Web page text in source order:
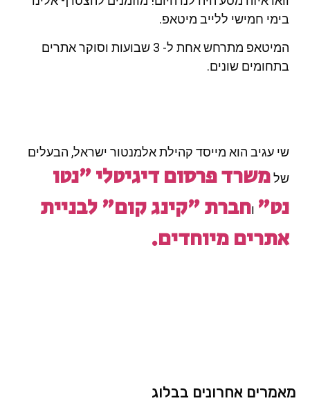
בימי חמישי ללייב מיטאפ.
המיטאפ מתרחש אחת ל- 3 שבועות וסוקר אתרים
בתחומים שונים.
שי עגיב הוא מייסד קהילת אלמנטור ישראל, הבעלים
שלמשרד פרסום דיגיטלי "נטו
נט" וחברת "קינג קום" לבניית
אתרים מיוחדים.
מאמרים אחרונים בבלוג